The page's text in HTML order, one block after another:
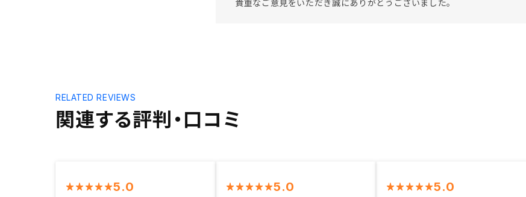
貴重なご意見をいただき誠にありがとうございました。
関連する評判・口コミ
RELATED REVIEWS
5.0 5.0 5.0